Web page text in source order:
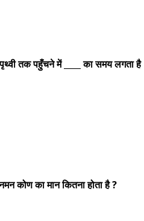
पृथ्वी तक पहुँचने में ____ का समय लगता
कोण का मान कितना होता है ?